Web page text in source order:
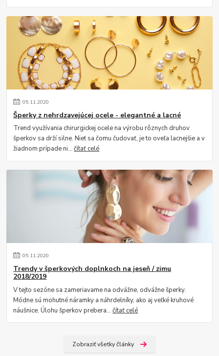
05.11.2020
Šperky z nehrdzavejúcej ocele - elegantné a lacné
Trend využívania chirurgickej ocele na výrobu rôznych druhov
šperkov sa drží silne. Niet sa čomu čudovať, je to oveľa lacnejšie a v
žiadnom prípade ni...čítať celé
05.11.2020
Trendy v šperkových doplnkoch na jeseň / zimu
2018/2019
V tejto sezóne sa zameriavame na odvážne, odvážne šperky.
Módne sú mohutné náramky a náhrdelníky, ako aj veľké kruhové
náušnice. Úlohu šperkov prebera...čítať celé
Zobraziť všetky články